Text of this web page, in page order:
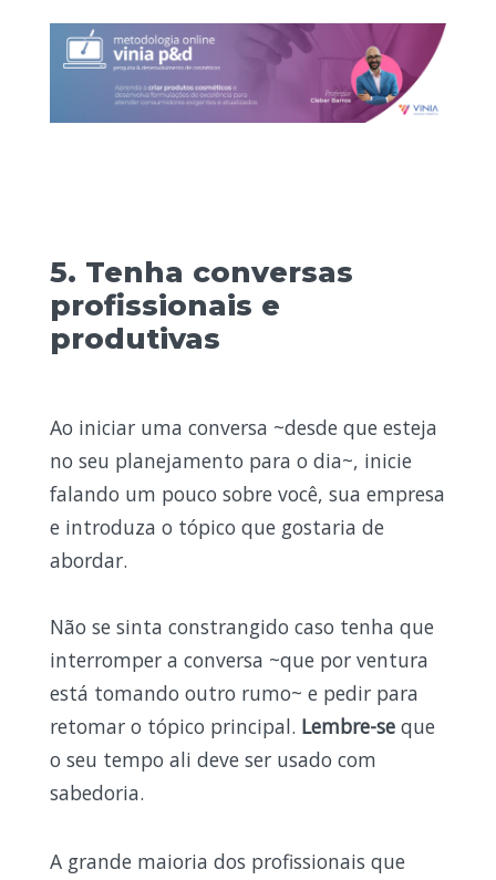
5. Tenha conversas
profissionais e
produtivas
Ao iniciar uma conversa ~desde que esteja
no seu planejamento para o dia~, inicie
falando um pouco sobre você, sua empresa
e introduza o tópico que gostaria de
abordar.
Não se sinta constrangido caso tenha que
interromper a conversa ~que por ventura
está tomando outro rumo~ e pedir para
retomar o tópico principal. Lembre-seque
o seu tempo ali deve ser usado com
sabedoria.
A grande maioria dos profissionais que